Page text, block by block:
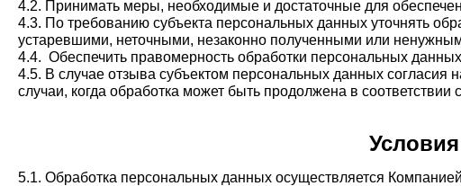
4.2. Принимать меры, необходимые и достаточные для
4.3. По требованию субъекта персональных данных уточнять
устаревшими, неточными, незаконно полученными или
4.4. Обеспечить правомерность обработки персональных
4.5. В случае отзыва субъектом персональных данных согласия
случаи, когда обработка может быть продолжена в
5.1. Обработка персональных данных осуществляется